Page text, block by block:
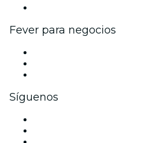
Fever para negocios
Síguenos